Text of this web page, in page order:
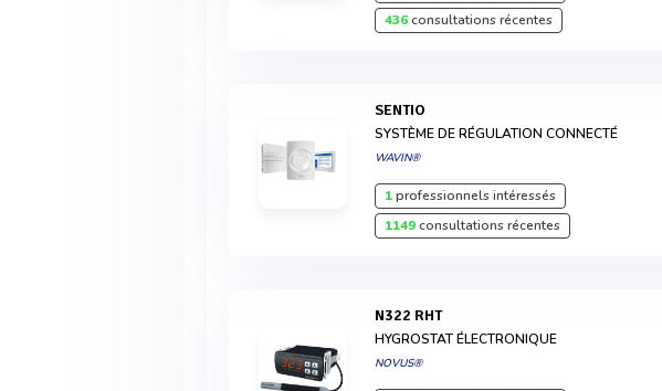
436consultations récentes
SENTIO
SYSTÈME DE RÉGULATION CONNECTÉ
WAVIN®
1professionnels intéressés
1149consultations récentes
N322 RHT
HYGROSTAT ÉLECTRONIQUE
NOVUS®